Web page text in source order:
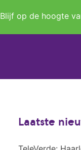
Blijf op de hoogte
Laatste